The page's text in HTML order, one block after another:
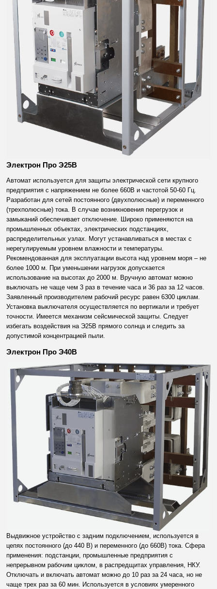
Электрон Про Э25В
Автомат используется для защиты электрической сети крупного
предприятия с напряжением не более 660В и частотой 50-60 Гц.
Разработан для сетей постоянного (двухполюсные) и переменного
(трехполюсные) тока. В случае возникновения перегрузок и
замыканий обеспечивает отключение. Широко применяются на
промышленных объектах, электрических подстанциях,
распределительных узлах. Могут устанавливаться в местах с
нерегулируемым уровнем влажности и температуры.
Рекомендованная для эксплуатации высота над уровнем моря – не
более 1000 м. При уменьшении нагрузок допускается
использование на высотах до 2000 м. Вручную автомат можно
выключать не чаще чем 3 раз в течение часа и 36 раз за 12 часов.
Заявленный производителем рабочий ресурс равен 6300 циклам.
Установка выключателя осуществляется по вертикали и требует
точности. Имеется механизм сейсмической защиты. Следует
избегать воздействия на Э25В прямого солнца и следить за
допустимой концентрацией пыли.
Электрон Про Э40В
Выдвижное устройство с задним подключением, используется в
цепях постоянного (до 440 В) и переменного (до 660В) тока. Сфера
применения: подстанции, промышленные предприятия с
непрерывном рабочим циклом, в распредщитах управления, НКУ.
Отключать и включать автомат можно до 10 раз за 24 часа, но не
чаще трех раз за 60 мин. Используется в условиях умеренного